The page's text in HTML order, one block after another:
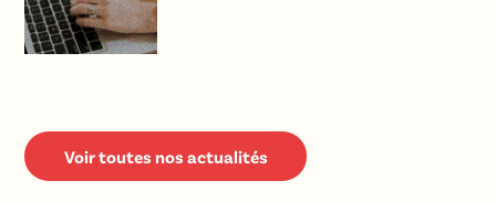
Voir toutes nos actualités